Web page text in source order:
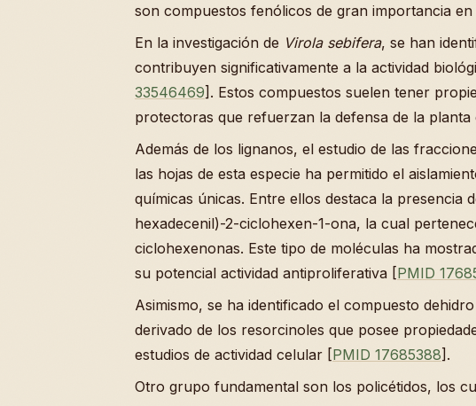
son compuestos fenólicos de gran importancia
En la investigación de Virola sebifera, se han
contribuyen significativamente a la actividad
33546469]. Estos compuestos suelen tener
protectoras que refuerzan la defensa de la
Además de los lignanos, el estudio de las
las hojas de esta especie ha permitido el
químicas únicas. Entre ellos destaca la presencia
hexadecenil)-2-ciclohexen-1-ona, la cual
ciclohexenonas. Este tipo de moléculas ha
su potencial actividad antiproliferativa [PMID
Asimismo, se ha identificado el compuesto
derivado de los resorcinoles que posee
estudios de actividad celular [PMID 17685388].
Otro grupo fundamental son los policétidos, los